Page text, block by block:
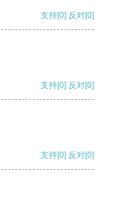
支持[0] 反对[0]
支持[0] 反对[0]
支持[0] 反对[0]